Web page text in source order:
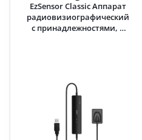
EzSensor Classic Аппарат
радиовизиографический
с принадлежностями, в